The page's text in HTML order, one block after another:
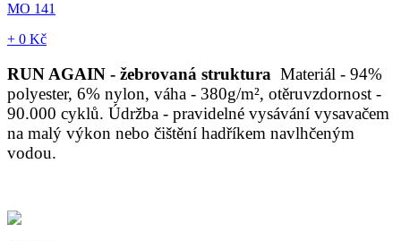
MO 141
+ 0 Kč
RUN AGAIN - žebrovaná struktura Materiál - 94%
polyester, 6% nylon, váha - 380g/m², otěruvzdornost -
90.000 cyklů. Údržba - pravidelné vysávání vysavačem
na malý výkon nebo čištění hadříkem navlhčeným
vodou.